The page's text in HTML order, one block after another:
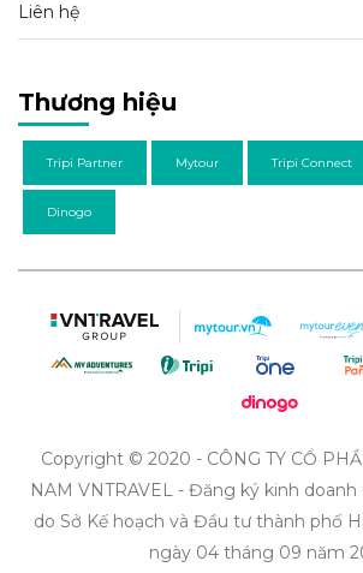
Liên hệ
Thương hiệu
Tripi Partner Mytour Tripi Connect
Dinogo
Copyright © 2020 - CÔNG TY CỔ
NAM VNTRAVEL - Đăng ký kinh
do Sở Kế hoạch và Đầu tư thành phố
ngày 04 tháng 09 năm